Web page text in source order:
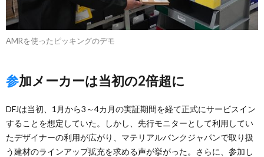
AMRを使ったピッキングのデモ
参加メーカーは当初の2倍超に
DFJは当初、1月から3～4カ月の実証期間を経て正式にサービスイン
することを想定していた。しかし、先行モニターとして利用してい
たデザイナーの利用が広がり、マテリアルバンクジャパンで取り扱
う建材のラインアップ拡充を求める声が挙がった。さらに、参加し